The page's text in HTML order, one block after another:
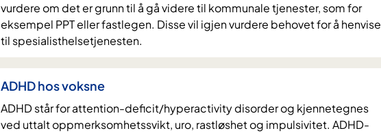
vurdere om det er grunn til å gå videre til kommunale tjenester, som for
eksempel PPT eller fastlegen. Disse vil igjen vurdere behovet for å henvise
til spesialisthelsetjenesten.
ADHD hos voksne
ADHD står for attention-deficit/hyperactivity disorder og kjennetegnes
ved uttalt oppmerksomhetssvikt, uro, rastløshet og impulsivitet. ADHD-